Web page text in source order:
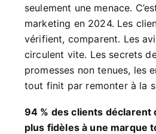
seulement une menace.
marketing en 2024. Les
vérifient, comparent. Les
circulent vite. Les secrets
promesses non tenues, les
tout finit par remonter à la
94 % des clients déclarent
plus fidèles à une marque